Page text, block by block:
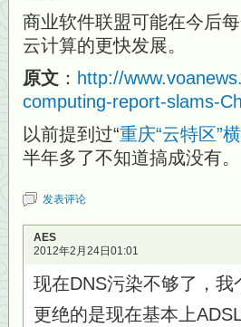
商业软件联盟可能在今后
云计算的更快发展。
原文 ： http://
computing-report-slams-
以前提到过“重庆“云特区”
半年多了不知道搞成没有。
发表评论
AES
2012年2月24日01:01
现在DNS污染不够了，
更绝的是现在基本上